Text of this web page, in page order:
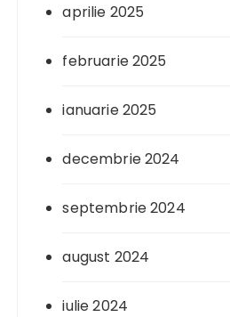
aprilie 2025
februarie 2025
ianuarie 2025
decembrie 2024
septembrie 2024
august 2024
iulie 2024